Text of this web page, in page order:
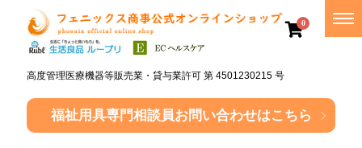
高度管理医療機器等販売業・貸与業許可 第 4501230215 号
0
福祉用具専門相談員お問い合わせはこちら